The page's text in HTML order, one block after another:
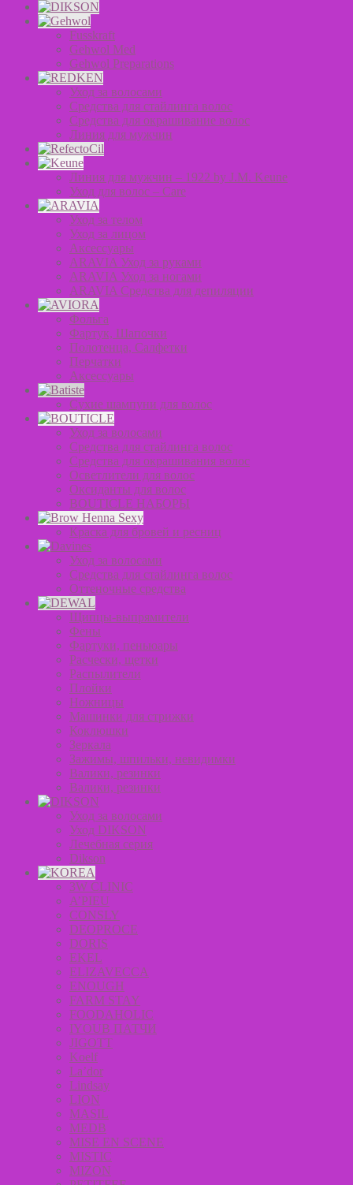
Fusskraft
Gehwol Med
Gehwol Preparations
Уход за волосами
Средства для стайлинга волос
Средства для окрашивание волос
Линия для мужчин
Линия для мужчин – 1922 by J.M. Keune
Уход для волос – Сare
Уход за телом
Уход за лицом
Аксессуары
ARAVIA Уход за руками
ARAVIA Уход за ногами
ARAVIA Средства для депиляции
Фольга
Фартук, Шапочки
Полотенца, Салфетки
Перчатки
Аксессуары
Сухие шампуни для волос
Уход за волосами
Средства для стайлинга волос
Средства для окрашивания волос
Осветлители для волос
Оксиданты для волос
BOUTICLE НАБОРЫ
Краска для бровей и ресниц
Уход за волосами
Средства для стайлинга волос
Оттеночные средства
Щипцы-выпрямители
Фены
Фартуки, пеньюары
Расчески, щетки
Распылители
Плойки
Ножницы
Машинки для стрижки
Коклюшки
Зеркала
Зажимы, шпильки, невидимки
Валики, резинки
Валики, резинки
Уход за волосами
Уход DIKSON
Лечебная серия
Dikson
3W CLINIC
A’PIEU
CONSLY
DEOPROCE
DORIS
EKEL
ELIZAVECCA
ENOUGH
FARM STAY
FOODAHOLIC
IYOUB ПАТЧИ
JIGOTT
Koelf
La’dor
Lindsay
LION
MASIL
MEDB
MISE EN SCENE
MISTIC
MIZON